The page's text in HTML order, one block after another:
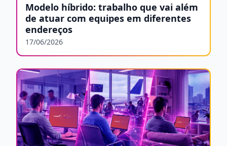
Modelo híbrido: trabalho que vai além
de atuar com equipes em diferentes
endereços
17/06/2026